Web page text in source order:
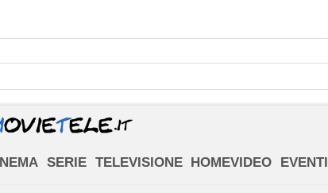
SERIE TELEVISIONE HOMEVIDEO EVENTI